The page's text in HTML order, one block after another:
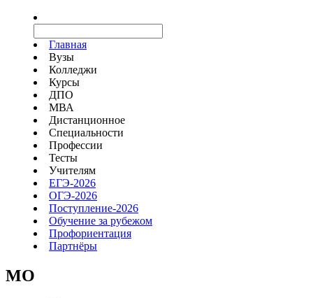
Главная
Вузы
Колледжи
Курсы
ДПО
МВА
Дистанционное
Специальности
Профессии
Тесты
Учителям
ЕГЭ-2026
ОГЭ-2026
Поступление-2026
Обучение за рубежом
Профориентация
Партнёры
MO